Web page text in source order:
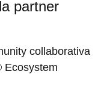
partner
collaborativa
Ecosystem